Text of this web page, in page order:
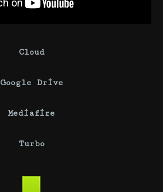
Cloud
Google Drive
Mediafire
Turbo